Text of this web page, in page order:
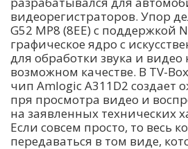
видеорегистраторов. Упор
G52 MP8 (8EE) с поддержкой
графическое ядро с
для обработки звука и видео
возможном качестве. В TV-
чип Amlogic A311D2 создает
пря просмотра видео и
на заявленных технических
Если совсем просто, то весь
передаваться в том виде,